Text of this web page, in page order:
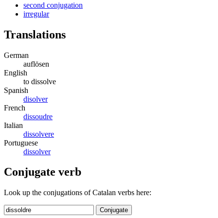
second conjugation
irregular
Translations
German
auflösen
English
to dissolve
Spanish
disolver
French
dissoudre
Italian
dissolvere
Portuguese
dissolver
Conjugate verb
Look up the conjugations of Catalan verbs here:
Conjugate